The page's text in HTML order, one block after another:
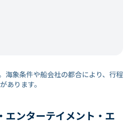
海象条件や船会社の都合により、行程
あります。
エンターテイメント・エ